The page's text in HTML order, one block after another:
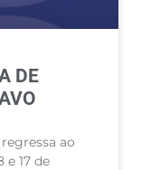
DE
ao
e 17 de